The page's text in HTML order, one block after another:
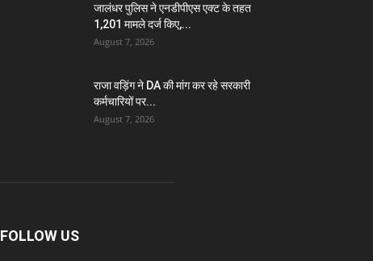
जालंधर पुलिस ने एनडीपीएस एक्ट के तहत
1,201 मामले दर्ज किए,...
August 7, 2026
राजा वड़िंग ने DA की मांग कर रहे सरकारी
कर्मचारियों पर...
August 7, 2026
FOLLOW US